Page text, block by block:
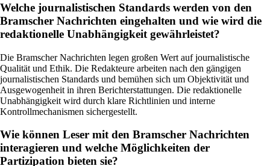
Welche journalistischen Standards werden von den
Bramscher Nachrichten eingehalten und wie wird die
redaktionelle Unabhängigkeit gewährleistet?
Die Bramscher Nachrichten legen großen Wert auf journalistische
Qualität und Ethik. Die Redakteure arbeiten nach den gängigen
journalistischen Standards und bemühen sich um Objektivität und
Ausgewogenheit in ihren Berichterstattungen. Die redaktionelle
Unabhängigkeit wird durch klare Richtlinien und interne
Kontrollmechanismen sichergestellt.
Wie können Leser mit den Bramscher Nachrichten
interagieren und welche Möglichkeiten der
Partizipation bieten sie?